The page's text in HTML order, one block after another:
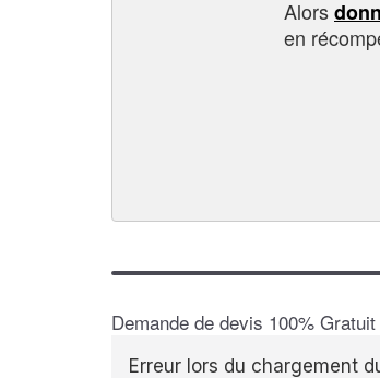
Alors
en
Demande de devis 100% Gratuit
Erreur lors du chargement